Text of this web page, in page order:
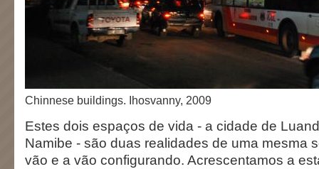
Chinnese buildings. Ihosvanny, 2009
Estes dois espaços de vida - a cidade de
Namibe - são duas realidades de uma mesma
vão e a vão configurando. Acrescentamos a